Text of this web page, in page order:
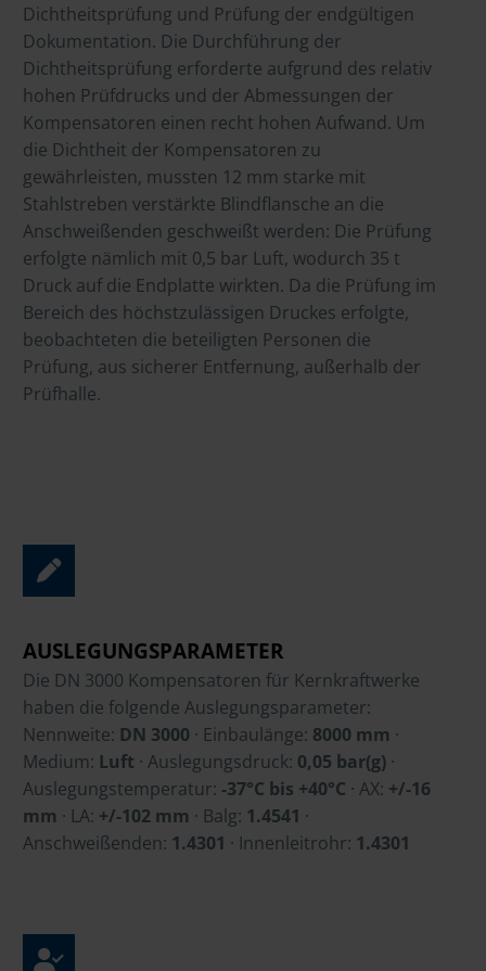
Dichtheitsprüfung und Prüfung der endgültigen
Dokumentation. Die Durchführung der
Dichtheitsprüfung erforderte aufgrund des relativ
hohen Prüfdrucks und der Abmessungen der
Kompensatoren einen recht hohen Aufwand. Um
die Dichtheit der Kompensatoren zu
gewährleisten, mussten 12 mm starke mit
Stahlstreben verstärkte Blindflansche an die
Anschweißenden geschweißt werden: Die Prüfung
erfolgte nämlich mit 0,5 bar Luft, wodurch 35 t
Druck auf die Endplatte wirkten. Da die Prüfung im
Bereich des höchstzulässigen Druckes erfolgte,
beobachteten die beteiligten Personen die
Prüfung, aus sicherer Entfernung, außerhalb der
Prüfhalle.
AUSLEGUNGSPARAMETER
Die DN 3000 Kompensatoren für Kernkraftwerke
haben die folgende Auslegungsparameter:
Nennweite: DN 3000 · Einbaulänge: 8000 mm ·
Medium: Luft · Auslegungsdruck: 0,05 bar(g) ·
Auslegungstemperatur: -37°C bis +40°C · AX: +/-16
mm · LA: +/-102 mm · Balg: 1.4541 ·
Anschweißenden: 1.4301 · Innenleitrohr: 1.4301